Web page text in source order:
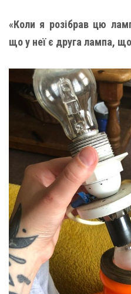
«Коли я розібрав цю
що у неї є друга лампа,